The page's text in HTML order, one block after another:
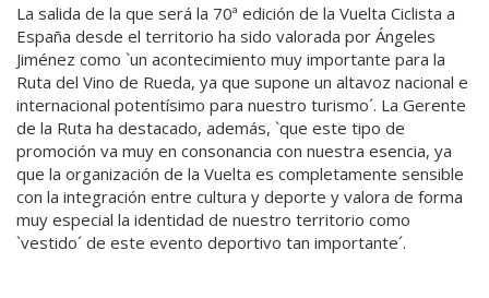
La salida de la que será la 70ª edición de la Vuelta Ciclista a
España desde el territorio ha sido valorada por Ángeles
Jiménez como `un acontecimiento muy importante para la
Ruta del Vino de Rueda, ya que supone un altavoz nacional e
internacional potentísimo para nuestro turismo´. La Gerente
de la Ruta ha destacado, además, `que este tipo de
promoción va muy en consonancia con nuestra esencia, ya
que la organización de la Vuelta es completamente sensible
con la integración entre cultura y deporte y valora de forma
muy especial la identidad de nuestro territorio como
`vestido´ de este evento deportivo tan importante´.